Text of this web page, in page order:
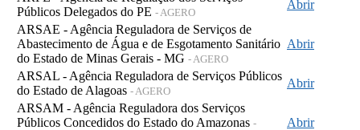
Públicos Delegados do PE - AGERO
Abrir
ARSAE - Agência Reguladora de Serviços de
Abastecimento de Água e de Esgotamento Sanitário
do Estado de Minas Gerais - MG - AGERO
Abrir
ARSAL - Agência Reguladora de Serviços Públicos
do Estado de Alagoas - AGERO
Abrir
ARSAM - Agência Reguladora dos Serviços
Públicos Concedidos do Estado do Amazonas -
Abrir